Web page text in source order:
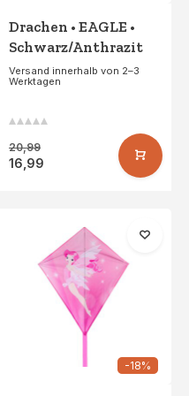
Drachen • EAGLE •
Schwarz/Anthrazit
Versand innerhalb von 2–3
Werktagen
20,99
16,99
-18%